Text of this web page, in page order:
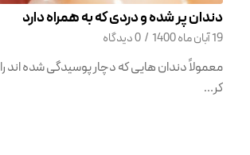
دندان پر شده و دردی که به همراه دارد
19 آبان ماه 1400 / 0 دیدگاه
معمولاً دندان هایی که دچار پوسیدگی شده اند
کر…